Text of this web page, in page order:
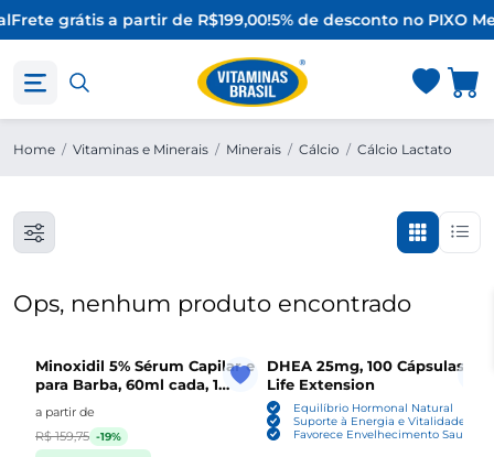
Frete grátis a partir de R$199,00!5% de desconto no PIXO
Home / Vitaminas e Minerais / Minerais / Cálcio / Cálcio Lactato
Ops, nenhum produto encontrado
Minoxidil 5% Sérum Capilar e
para Barba, 60ml cada, 1
Sefralls
a partir de
R$ 159,75 -19%
DHEA 25mg, 100 Cápsulas ,
Life Extension
Equilíbrio Hormonal Natural
Suporte à Energia e Vitalidade
Favorece Envelhecimento Saudável